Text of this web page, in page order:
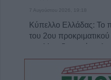
7 Αυγούστου 2026, 19:18
Κύπελλο Ελλάδας: Το
του 2ου
του Μακεδονικού το
7 Αυγούστου 2026, 18:41
Το Σάββατο 8